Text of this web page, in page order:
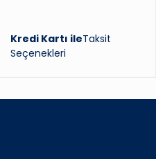
Kredi Kartı ileTaksit
Seçenekleri